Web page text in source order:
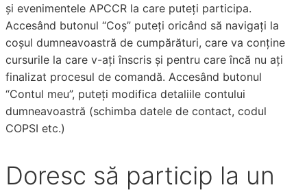
și evenimentele APCCR la care puteți participa.
Accesând butonul “Coș” puteți oricând să navigați la
coșul dumneavoastră de cumpărături, care va conține
cursurile la care v-ați înscris și pentru care încă nu ați
finalizat procesul de comandă. Accesând butonul
“Contul meu”, puteți modifica detaliile contului
dumneavoastră (schimba datele de contact, codul
COPSI etc.)
Doresc să particip la un